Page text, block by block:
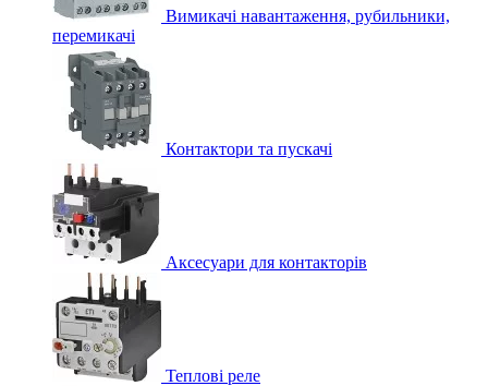
Вимикачі навантаження, рубильники,
перемикачі
Контактори та пускачі
Аксесуари для контакторів
Теплові реле